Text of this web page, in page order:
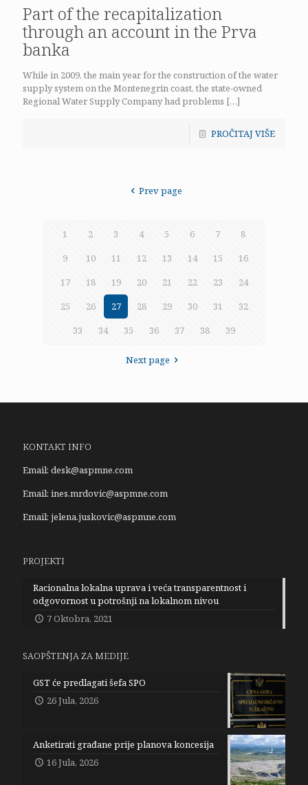
Part of the recapitalization
through an account in the Prva
banka
While in 2009, the main year for the construction of the water
supply system on the Montenegrin coast, the state-owned
Regional Water Supply Company had problems […]
PROČITAJ VIŠE
Prev page
1 2 3 4 5 6 7
8
9
10 11 12 13 14 15
16
17
18 19 20 21 22 23
24
25
26 27 28 29 30 31
32
33
34 35 36 37 38 39
Next page
KONTAKT INFO
Email: desk@aspmne.com
Email: ines.mrdovic@aspmne.com
Email: jelena.juskovic@aspmne.com
PROJEKTI
Racionalna lokalna uprava i veća transparentnost i
odgovornost u potrošnji na lokalnom nivou
7 Oktobra, 2021
SAOPŠTENJA ZA MEDIJE
GST će predlagati šefa SPO
26 Jula, 2026
Anketirati građane prije planova koncesija
16 Jula, 2026